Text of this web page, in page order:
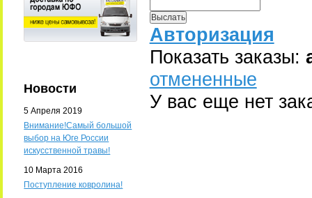
Новости
5 Апреля 2019
Внимание!Самый большой
выбор на Юге России
искусственной травы!
10 Марта 2016
Поступление ковролина!
Авторизация
Показать заказы:
отмененные
У вас еще нет